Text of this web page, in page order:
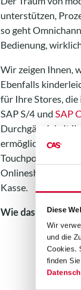
Diese
Wir
und die
Cookies.
finden
unterstützen,
so geht
Bedienung,
Wir zeigen Ihnen,
Ebenfalls
für Ihre Stores,
SAP S/4 und SAP
Durchgängigkeit
ermöglichen.
Touchpoint und
Onlineshop ist
Kasse.
Wie das geht,